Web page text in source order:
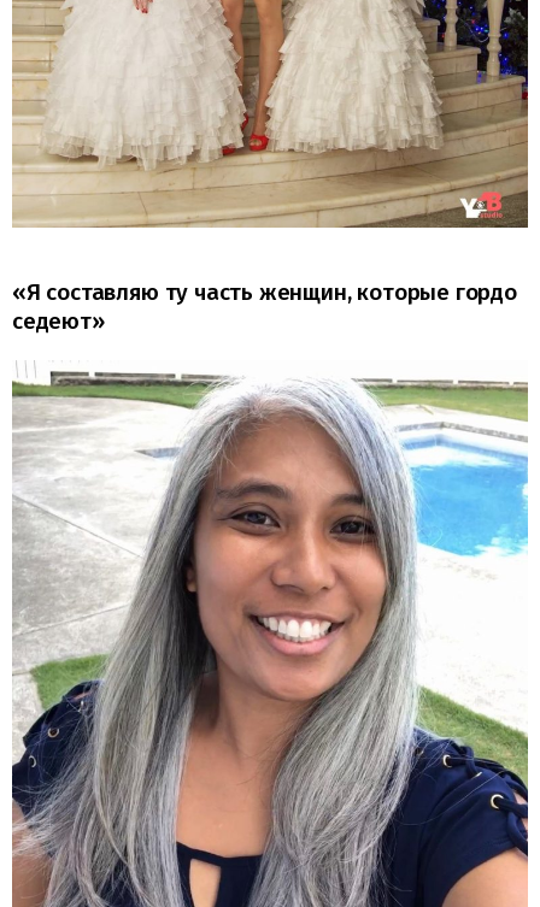
«Я составляю ту часть женщин, которые гордо
седеют»